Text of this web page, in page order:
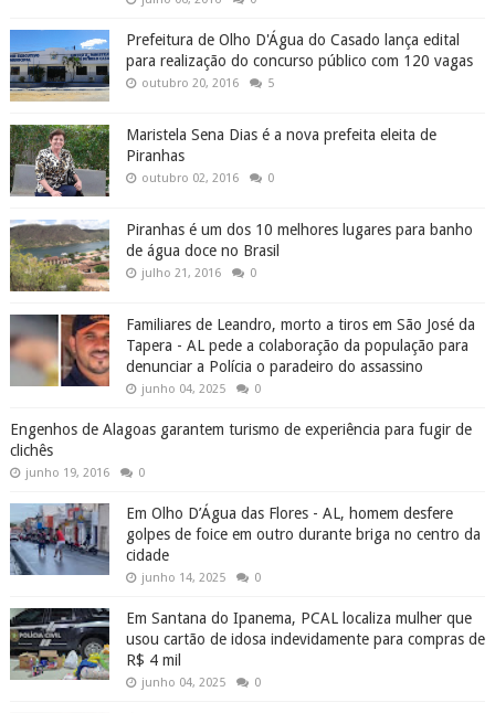
Prefeitura de Olho D'Água do Casado lança edital
para realização do concurso público com 120 vagas
outubro 20, 2016 5
Maristela Sena Dias é a nova prefeita eleita de
Piranhas
outubro 02, 2016 0
Piranhas é um dos 10 melhores lugares para banho
de água doce no Brasil
julho 21, 2016 0
Familiares de Leandro, morto a tiros em São José da
Tapera - AL pede a colaboração da população para
denunciar a Polícia o paradeiro do assassino
junho 04, 2025 0
Engenhos de Alagoas garantem turismo de experiência para fugir de
clichês
junho 19, 2016 0
Em Olho D’Água das Flores - AL, homem desfere
golpes de foice em outro durante briga no centro da
cidade
junho 14, 2025 0
Em Santana do Ipanema, PCAL localiza mulher que
usou cartão de idosa indevidamente para compras de
R$ 4 mil
junho 04, 2025 0